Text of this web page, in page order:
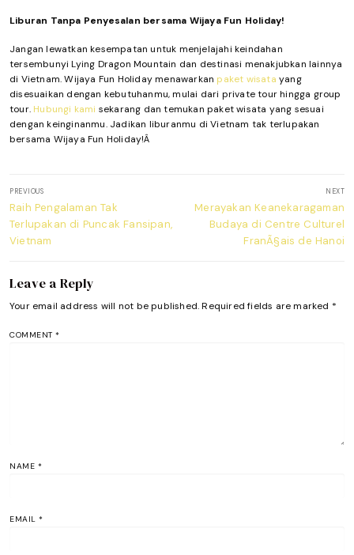
Liburan Tanpa Penyesalan bersama Wijaya Fun Holiday!
Jangan lewatkan kesempatan untuk menjelajahi keindahan
tersembunyi Lying Dragon Mountain dan destinasi menakjubkan lainnya
di Vietnam. Wijaya Fun Holiday menawarkan paket wisata yang
disesuaikan dengan kebutuhanmu, mulai dari private tour hingga group
tour. Hubungi kami sekarang dan temukan paket wisata yang sesuai
dengan keinginanmu. Jadikan liburanmu di Vietnam tak terlupakan
bersama Wijaya Fun Holiday!Â
navigation
PREVIOUS
Previous
post:
Raih Pengalaman Tak
Terlupakan di Puncak Fansipan,
Vietnam
NEXT
Next
post:
Merayakan Keanekaragaman
Budaya di Centre Culturel
FranÃ§ais de Hanoi
Leave a Reply
Your email address will not be published. Required fields are marked *
COMMENT *
NAME *
EMAIL *